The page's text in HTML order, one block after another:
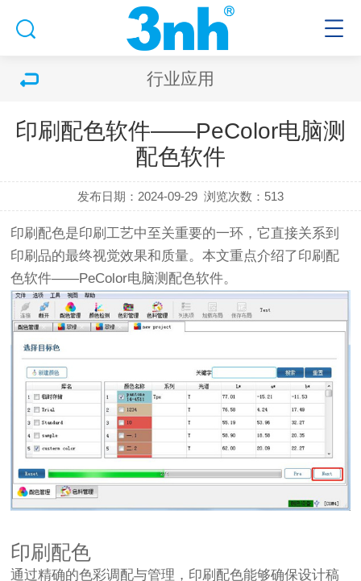
行业应用
印刷配色软件——PeColor电脑测
配色软件
发布日期：2024-09-29 浏览次数：513
印刷配色是印刷工艺中至关重要的一环，它直接关系到
印刷品的最终视觉效果和质量。本文重点介绍了印刷配
色软件——PeColor电脑测配色软件。
印刷配色
通过精确的色彩调配与管理，印刷配色能够确保设计稿